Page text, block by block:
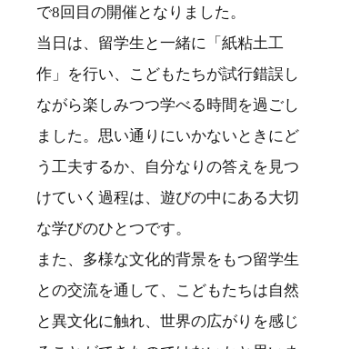
で8回目の開催となりました。
当日は、留学生と一緒に「紙粘土工
作」を行い、こどもたちが試行錯誤し
ながら楽しみつつ学べる時間を過ごし
ました。思い通りにいかないときにど
う工夫するか、自分なりの答えを見つ
けていく過程は、遊びの中にある大切
な学びのひとつです。
また、多様な文化的背景をもつ留学生
との交流を通して、こどもたちは自然
と異文化に触れ、世界の広がりを感じ